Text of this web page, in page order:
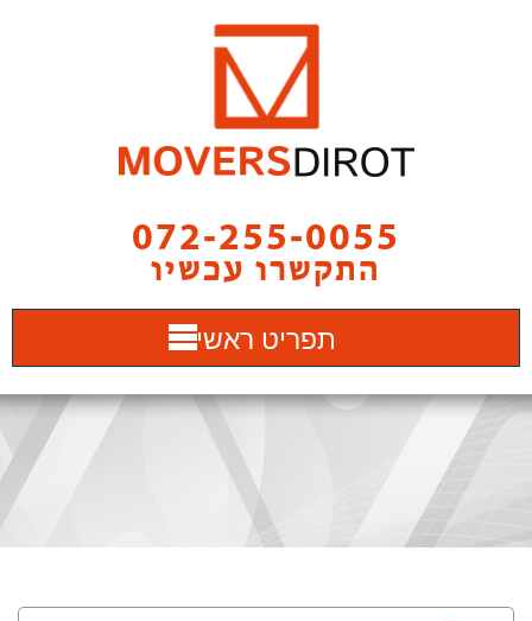
072-255-0055
התקשרו עכשיו
תפריט ראשי